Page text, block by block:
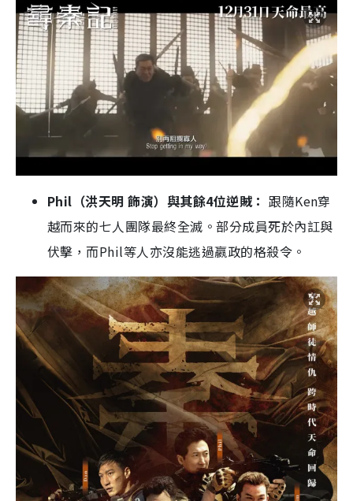
Phil（洪天明 飾演）與其餘4位逆賊： 跟隨Ken穿
越而來的七人團隊最終全滅。部分成員死於內訌與
伏擊，而Phil等人亦沒能逃過嬴政的格殺令。